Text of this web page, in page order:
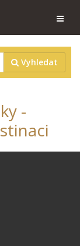
Vyhledat
-